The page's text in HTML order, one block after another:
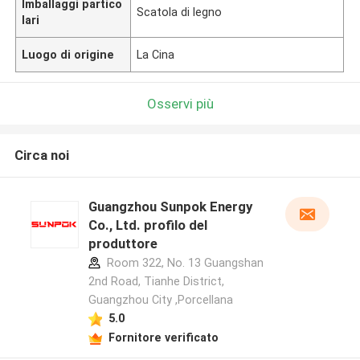
Imballaggi partico
lari
Scatola di legno
Luogo di origine La Cina
Osservi più
Circa noi
Guangzhou Sunpok Energy
Co., Ltd. profilo del
produttore
Room 322, No. 13 Guangshan
2nd Road, Tianhe District,
Guangzhou City ,Porcellana
5.0
Fornitore verificato